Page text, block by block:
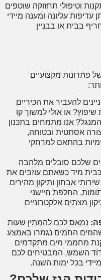
וטיפולי תחזוקה שוטפים
עליונה ומענה מיידי
או בבניין
מקצועיים
להעביר את הכיריים
או אולי למשוך קו
אנו מתמחים בתכנון
אסתטית ובטוחה,
בהתאם למרחקי
סובלים מלהבה
כשאתם עוזבים את
אבחון ותיקון מהירים
החלפת חיישני
אלקטרוניים
לכם להמתין שעות
החמים נגמרו באמצע
מים מתקדמים
המבטיחים לכם
בכל ימות השנה.